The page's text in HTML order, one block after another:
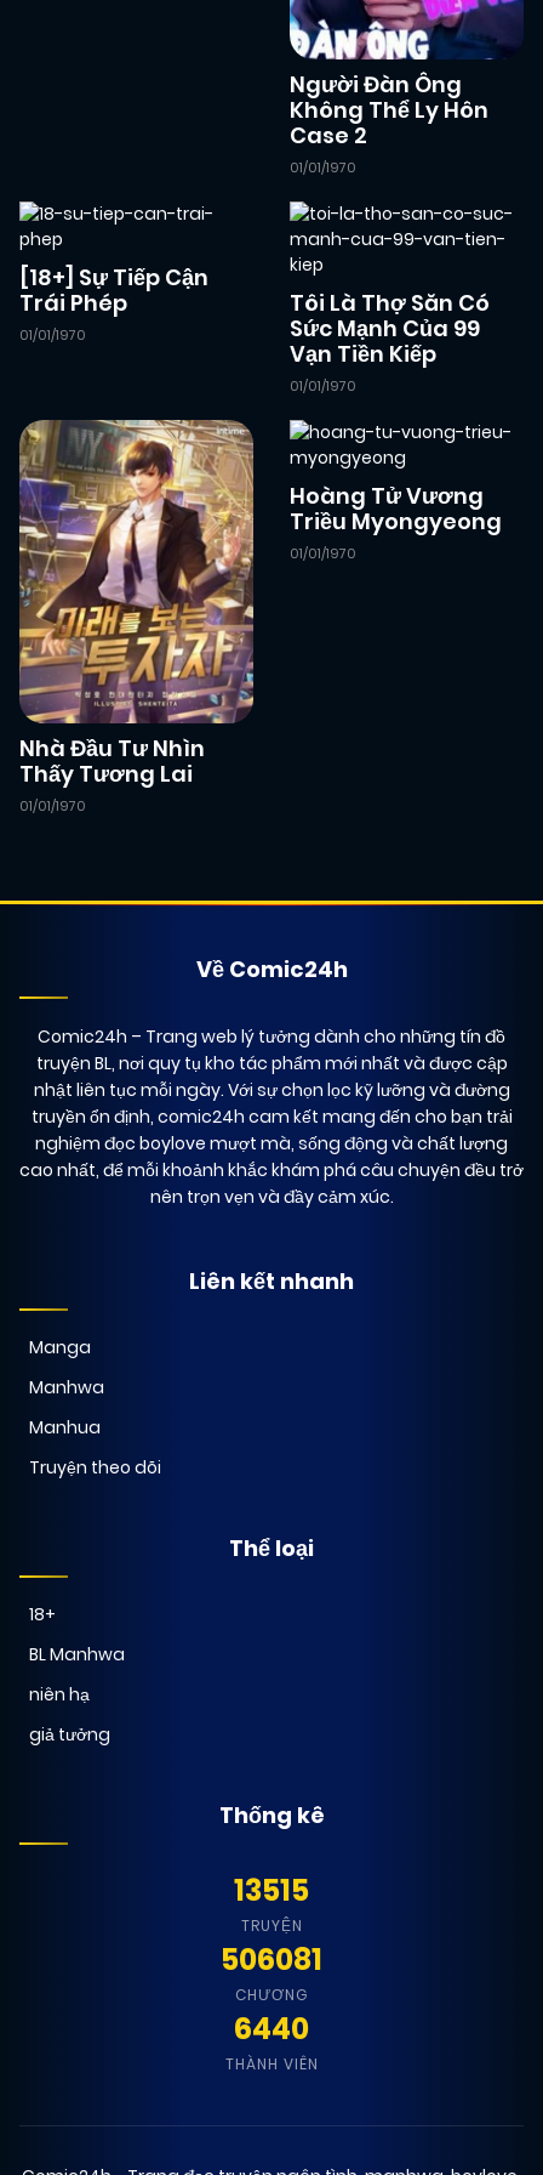
Chapter 1
Người Đàn Ông
Không Thể Ly Hôn
Case 2
01/01/1970
[18+] Sự Tiếp Cận
Trái Phép
01/01/1970
Tôi Là Thợ Săn Có
Sức Mạnh Của 99
Vạn Tiền Kiếp
01/01/1970
Nhà Đầu Tư Nhìn
Thấy Tương Lai
01/01/1970
Hoàng Tử Vương
Triều Myongyeong
01/01/1970
Về Comic24h
Comic24h – Trang web lý tưởng dành cho những tín đồ
truyện BL, nơi quy tụ kho tác phẩm mới nhất và được cập
nhật liên tục mỗi ngày. Với sự chọn lọc kỹ lưỡng và đường
truyền ổn định, comic24h cam kết mang đến cho bạn trải
nghiệm đọc boylove mượt mà, sống động và chất lượng
cao nhất, để mỗi khoảnh khắc khám phá câu chuyện đều trở
nên trọn vẹn và đầy cảm xúc.
Liên kết nhanh
Manga
Manhwa
Manhua
Truyện theo dõi
Thể loại
18+
BL Manhwa
niên hạ
giả tưởng
Thống kê
13515
TRUYỆN
506081
CHƯƠNG
6440
THÀNH VIÊN